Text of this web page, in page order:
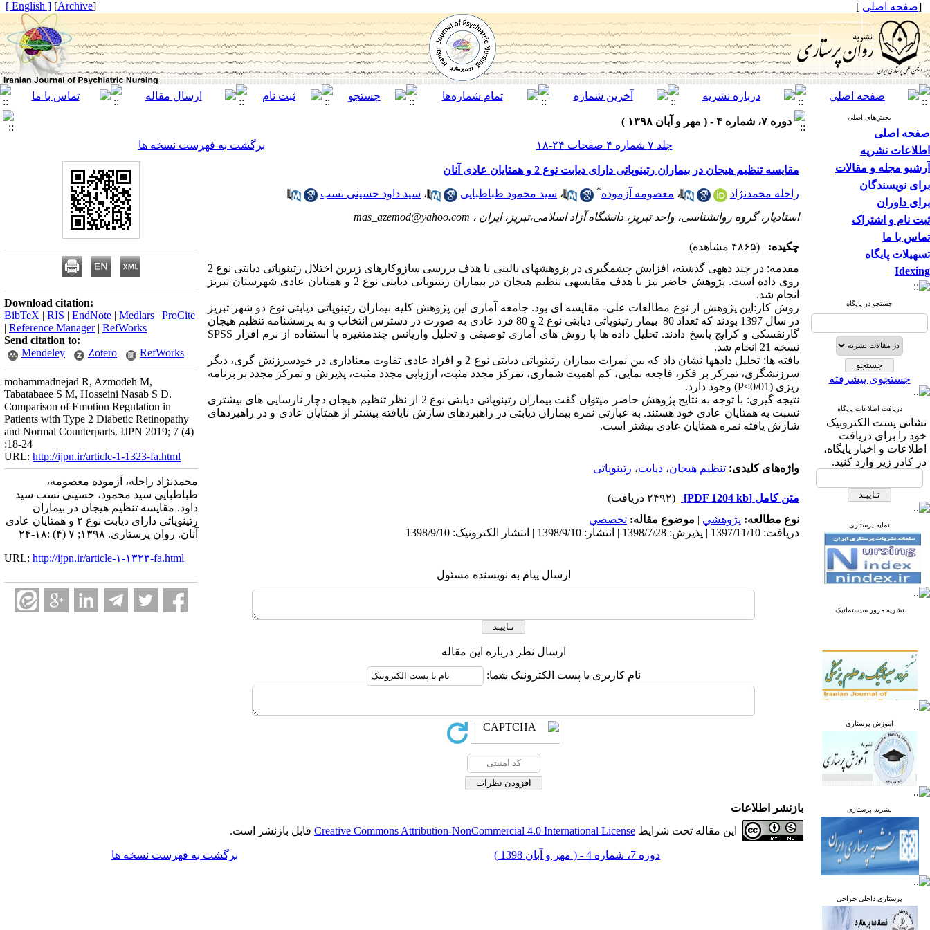
[صفحه اصلی ]
[
Archive
]
[ English ]
بخش‌های اصلی
صفحه اصلی
اطلاعات نشریه
آرشیو مجله و مقالات
برای نویسندگان
برای داوران
ثبت نام و اشتراک
تماس با ما
تسهیلات پایگاه
Idexing
جستجو در پایگاه
جستجوی پیشرفته
دریافت اطلاعات پایگاه
نشانی پست الکترونیک
خود را برای دریافت
اطلاعات و اخبار پایگاه،
در کادر زیر وارد کنید.
نمایه پرستاری
نشریه مرور سیستماتیک
آموزش پرستاری
نشریه پرستاری
پرستاری داخلی جراحی
دوره ۷، شماره ۴ - ( مهر و آبان ۱۳۹۸ )
جلد ۷ شماره ۴ صفحات ۲۴-۱۸
برگشت به فهرست نسخه ها
مقایسه تنظیم هیجان در بیماران رتینوپاتی دارای دیابت نوع 2 و همتایان عادی آنان
راحله محمدنژاد ، معصومه آزموده* ، سید محمود طباطبایی ، سید داود حسینی نسب
استادیار، گروه روانشناسی، واحد تبریز، دانشگاه آزاد اسلامی،تبریز، ایران ، mas_azemod@yahoo.com
چکیده:
(۴۸۶۵ مشاهده)
مقدمه: در چند دهه­ی گذشته، افزایش چشمگیری در پژوهش­های بالینی با هدف بررسی سازوکارهای زیرین اختلال رتینوپاتی دیابتی نوع 2
روی داده است. پژوهش حاضر نیز با هدف مقایسه­ی تنظیم هیجان در بیماران رتینوپاتی دیابتی نوع 2 و همتایان عادی شهرستان تبریز
انجام شد.
روش کار:این پژوهش از نوع مطالعات علی- مقایسه ای بود. جامعه آماری این پژوهش کلیه بیماران رتینوپاتی دیابتی نوع دو شهر تبریز
در سال 1397 بودند که تعداد 80 بیمار رتینوپاتی دیابتی نوع 2 و 80 فرد عادی به صورت در دسترس انتخاب و به پرسشنامه تنظیم هیجان
گارنفسکی و کرایج پاسخ دادند. تحلیل داده ها با روش های آماری توصیفی و تحلیل واریانس چندمتغیره با استفاده از نرم افزار SPSS
نسخه 21 انجام شد.
یافته ها: تحلیل داده­ها نشان داد که بین نمرات بیماران رتینوپاتی دیابتی نوع 2 و افراد عادی تفاوت معناداری در خودسرزنش گری، دیگر
سرزنش­­گری، تمرکز بر فکر، فاجعه نمایی، کم اهمیت شماری، تمرکز مجدد مثبت، ارزیابی مجدد مثبت، پذیرش و تمرکز مجدد بر برنامه
ریزی (P<0/01) وجود دارد.
نتیجه گیری: با توجه به نتایج پژوهش حاضر می­توان گفت بیماران رتینوپاتی دیابتی نوع 2 از نظر تنظیم هیجان دچار نارسایی های بیشتری
نسبت به همتایان عادی خود هستند. به عبارتی نمره بیماران دیابتی در راهبردهای سازش نایافته بیشتر از همتایان عادی و در راهبردهای
شازش یافته نمره همتایان عادی بیشتر است.
واژه‌های کلیدی: تنظیم هیجان، دیابت، رتینوپاتی
متن کامل [PDF 1204 kb]
(۲۴۹۲ دریافت)
نوع مطالعه: پژوهشي | موضوع مقاله: تخصصي
دریافت: 1397/11/10 | پذیرش: 1398/7/28 | انتشار: 1398/9/10 | انتشار الکترونیک: 1398/9/10
ارسال پیام به نویسنده مسئول
ارسال نظر درباره این مقاله
نام کاربری یا پست الکترونیک شما:
Download citation:
BibTeX | RIS | EndNote | Medlars | ProCite
| Reference Manager| RefWorks
Send citation to:
Mendeley
Zotero RefWorks
mohammadnejad R, Azmodeh M,
Tabatabaee S M, Hosseini Nasab S D.
Comparison of Emotion Regulation in
Patients with Type 2 Diabetic Retinopathy
and Normal Counterparts. IJPN 2019; 7 (4)
:18-24
URL: http://ijpn.ir/article-1-1323-fa.html
محمدنژاد راحله، آزموده معصومه،
طباطبایی سید محمود، حسینی نسب سید
داود. مقایسه تنظیم هیجان در بیماران
رتینوپاتی دارای دیابت نوع ۲ و همتایان عادی
آنان. روان پرستاری. ۱۳۹۸; ۷ (۴) :۱۸-۲۴
URL: http://ijpn.ir/article-۱-۱۳۲۳-fa.html
بازنشر اطلاعات
این مقاله تحت شرایط Creative Commons Attribution-NonCommercial 4.0 International License قابل بازنشر است.
دوره 7، شماره 4 - ( مهر و آبان 1398 ) برگشت به فهرست نسخه ها